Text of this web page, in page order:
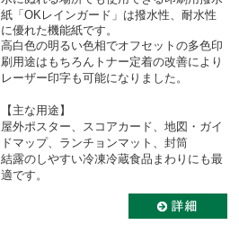
紙「OKレインガード」は撥水性、耐水性
に優れた機能紙です。
高白色の明るい色相でオフセットの多色印
刷用途はもちろんトナー定着の改善により
レーザー印字も可能になりました。
【主な用途】
屋外ポスター、スコアカード、地図・ガイ
ドマップ、ランチョンマット、封筒
結露のしやすい冷凍冷蔵食品まわりにも最
適です。